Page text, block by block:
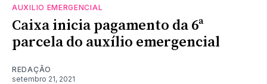
AUXILIO EMERGENCIAL
Caixa inicia pagamento da 6ª
parcela do auxílio emergencial
REDAÇÃO
setembro 21, 2021